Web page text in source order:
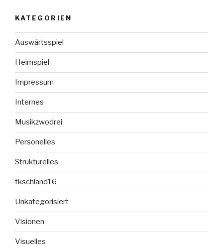
KATEGORIEN
Auswärtsspiel
Heimspiel
Impressum
Internes
Musikzwodrei
Personelles
Strukturelles
tkschland16
Unkategorisiert
Visionen
Visuelles